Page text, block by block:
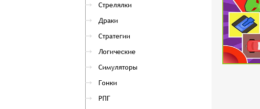
Стрелялки
Драки
Стратегии
Логические
Симуляторы
Гонки
РПГ